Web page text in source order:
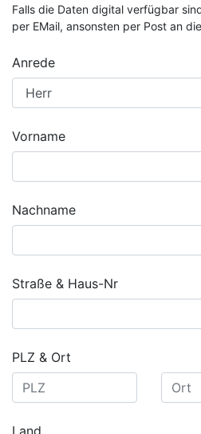
Falls die Daten digital verfügbar
per EMail, ansonsten per Post an
Anrede
Vorname
Nachname
Straße & Haus-Nr
PLZ & Ort
Land